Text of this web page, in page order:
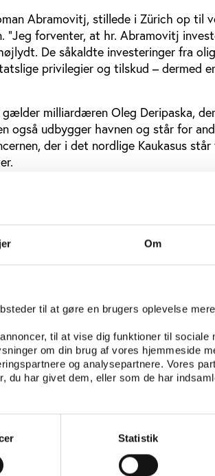
Om
til at gøre en brugers oplevelse mere
til at vise dig funktioner til sociale
om din brug af vores hjemmeside
og analysepartnere. Vores
du har givet dem, eller som de har
Statistik
Abramovitj, stillede i Zürich op til
“Jeg forventer, at hr. Abramovitj
De såkaldte investeringer fra
privilegier og tilskud – dermed
milliardæren Oleg Deripaska,
også udbygger havnen og står for
der i det nordlige Kaukasus står
udfaldet af VM-afstemningen, da
af en notar fra bystyret i Zürich,
havde tv-stationen Al
i 2022 en halv time forinden. Og
ikke kun Tjernisjenko. Også Putin.
har været bundet til i halvandet
og Qatar blev VM-værter, blev der
fordi FIFA dermed åbnede nye
af utrolige korruptionsrygter.
blev betalt af
som det hidtil mest omfattende
der gennem flere årtier forløb